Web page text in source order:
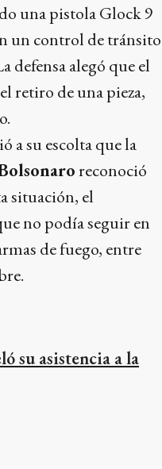
una pistola Glock 9
un control de tránsito
defensa alegó que el
retiro de una pieza,
a su escolta que la
reconoció
situación, el
no podía seguir en
de fuego, entre
su asistencia a la